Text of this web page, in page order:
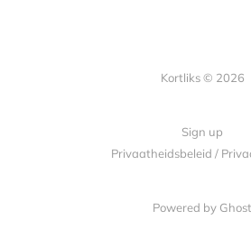
Kortliks © 2026
Sign up
Privaatheidsbeleid /
Powered by Ghost